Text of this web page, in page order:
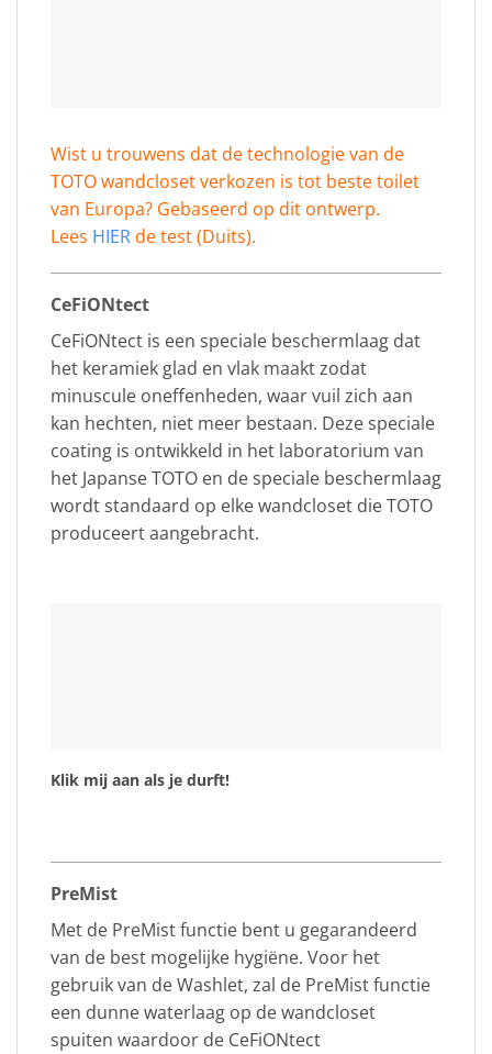
Wist u trouwens dat de technologie van de
TOTO wandcloset verkozen is tot beste toilet
van Europa? Gebaseerd op dit ontwerp.
Lees HIERde test (Duits).
CeFiONtect
CeFiONtect is een speciale beschermlaag dat
het keramiek glad en vlak maakt zodat
minuscule oneffenheden, waar vuil zich aan
kan hechten, niet meer bestaan. Deze speciale
coating is ontwikkeld in het laboratorium van
het Japanse TOTO en de speciale beschermlaag
wordt standaard op elke wandcloset die TOTO
produceert aangebracht.
Klik mij aan als je durft!
PreMist
Met de PreMist functie bent u gegarandeerd
van de best mogelijke hygiëne. Voor het
gebruik van de Washlet, zal de PreMist functie
een dunne waterlaag op de wandcloset
spuiten waardoor de CeFiONtect